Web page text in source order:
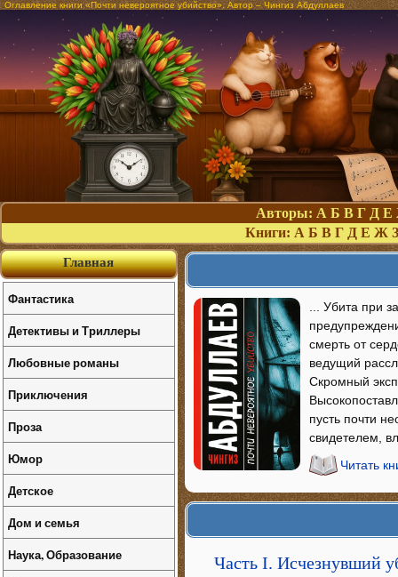
Оглавление книги «Почти невероятное убийство». Автор – Чингиз Абдуллаев
Авторы: А Б В Г Д Е
Книги: А Б В Г Д Е Ж З
... Убита при
смерть от
ведущий
Скромный
пусть почти
свидетелем,
Читать
Часть I. Исчезнувший
Главная
Фантастика
Детективы и Триллеры
Любовные романы
Приключения
Проза
Юмор
Детское
Дом и семья
Наука, Образование